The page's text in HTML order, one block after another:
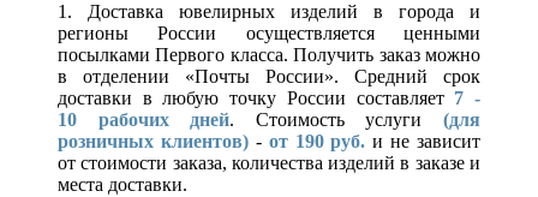
1. Доставка ювелирных изделий в города и
регионы России осуществляется ценными
посылками Первого класса. Получить заказ можно
в отделении «Почты России». Средний срок
доставки в любую точку России составляет 7 -
10 рабочих дней. Стоимость услуги(для
розничных клиентов)- от 190 руб. и не зависит
от стоимости заказа, количества изделий в заказе и
места доставки.